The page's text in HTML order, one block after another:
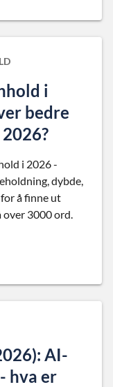
i
bedre
i 2026 -
dybde,
å finne ut
over 3000 ord.
AI-
hva er